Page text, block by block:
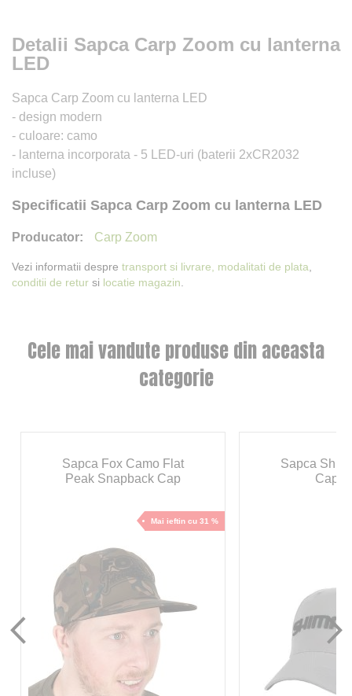
Detalii Sapca Carp Zoom cu lanterna
LED
Sapca Carp Zoom cu lanterna LED
- design modern
- culoare: camo
- lanterna incorporata - 5 LED-uri (baterii 2xCR2032
incluse)
Specificatii Sapca Carp Zoom cu lanterna LED
Carp Zoom
Vezi informatii despre transport si livrare, modalitati de plata,
conditii de retur si locatie magazin.
Cele mai vandute produse din aceasta
categorie
Sapca Fox Camo Flat
Peak Snapback Cap
Mai ieftin cu 31 %
Sapca
Cap